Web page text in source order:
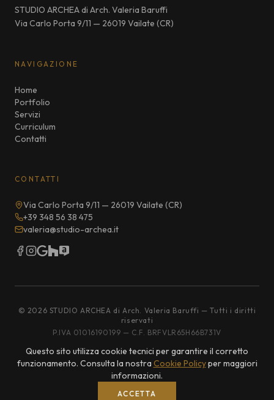
STUDIO ARCHEA di Arch. Valeria Baruffi
Via Carlo Porta 9/11 — 26019 Vailate (CR)
NAVIGAZIONE
Home
Portfolio
Servizi
Curriculum
Contatti
CONTATTI
Via Carlo Porta 9/11 — 26019 Vailate (CR)
+39 348 56 38 475
valeria@studio-archea.it
© 2026 STUDIO ARCHEA di Arch. Valeria Baruffi — Tutti i diritti
riservati
P.IVA 01016190199 — C.F. BRFVLR65H66B731V
Privacy Policy|Cookie Policy
Progettato e sviluppato da
Questo sito utilizza cookie tecnici per garantire il corretto
funzionamento. Consulta la nostra Cookie Policyper maggiori
informazioni.
ACCETTA